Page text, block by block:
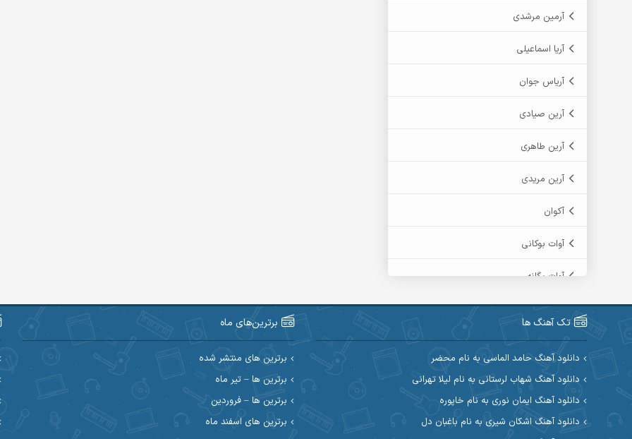
آرمین مرشدی
آریا اسماعیلی
آریاس جوان
آرین صیادی
آرین طاهری
آرین مریدی
آکوان
آوات بوکانی
آوات یگانه
آیت احمدنژاد
آیهان
ابراهیم شمس
ابوالحسن جاویدان
تک آهنگ ها
دانلود آهنگ حامد الماسی به نام محضر
دانلود آهنگ شهاب لرستانی به نام لیلا تهرانی
دانلود آهنگ ایمان نوری به نام خاپوره
دانلود آهنگ اشکان شیری به نام باغبان دل
برترین‌های ماه
برترین های منتشر شده
برترین ها – تیر ماه
برترین ها – فروردین
برترین های اسفند ماه